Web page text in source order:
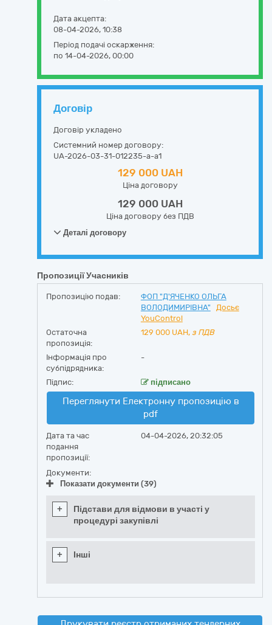
Дата акцепта:
08-04-2026, 10:38
Період подачі оскарження:
по 14-04-2026, 00:00
Договір
Договір укладено
Системний номер договору:
UA-2026-03-31-012235-a-a1
129 000 UAH
Ціна договору
129 000 UAH
Ціна договору без ПДВ
Деталі договору
Пропозиції Учасників
Пропозицію подав:
ФОП "Д'ЯЧЕНКО ОЛЬГА
ВОЛОДИМИРІВНА"
Досьє
YouControl
Остаточна
пропозиція:
129 000 UAH, з ПДВ
Інформація про
субпідрядника:
-
Підпис: підписано
Переглянути Електронну пропозицію в
pdf
Дата та час
подання
пропозиції:
04-04-2026, 20:32:05
Документи:
Показати документи (39)
+
Підстави для відмови в участі у
процедурі закупівлі
+ Інші